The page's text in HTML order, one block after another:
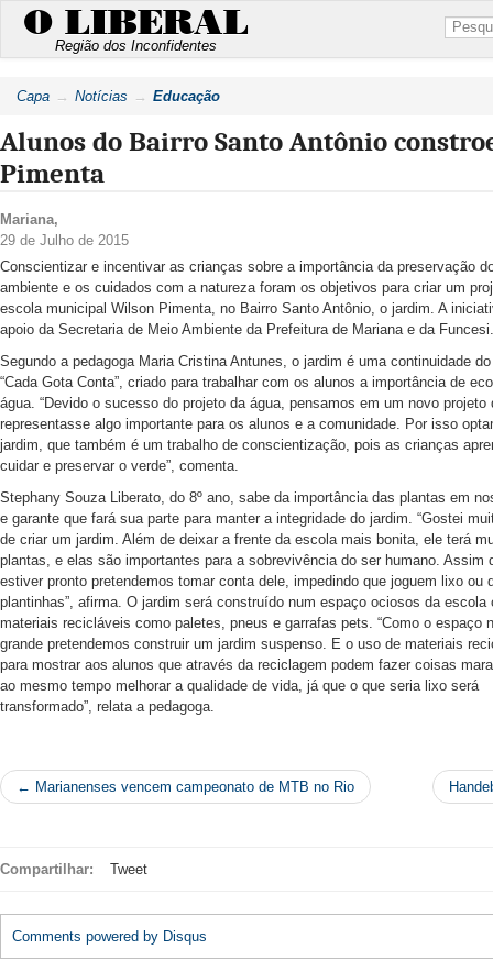
O LIBERAL
Região dos Inconfidentes
Capa Notícias Educação
Alunos do Bairro Santo Antônio
Pimenta
Mariana,
29 de Julho de 2015
Conscientizar e incentivar as crianças sobre a importância da preservação
ambiente e os cuidados com a natureza foram os objetivos para criar um
escola municipal Wilson Pimenta, no Bairro Santo Antônio, o jardim. A
apoio da Secretaria de Meio Ambiente da Prefeitura de Mariana e da Funcesi.
Segundo a pedagoga Maria Cristina Antunes, o jardim é uma continuidade
“Cada Gota Conta”, criado para trabalhar com os alunos a importância de
água. “Devido o sucesso do projeto da água, pensamos em um novo projeto
representasse algo importante para os alunos e a comunidade. Por isso
jardim, que também é um trabalho de conscientização, pois as crianças
cuidar e preservar o verde”, comenta.
Stephany Souza Liberato, do 8º ano, sabe da importância das plantas em
e garante que fará sua parte para manter a integridade do jardim. “Gostei
de criar um jardim. Além de deixar a frente da escola mais bonita, ele terá
plantas, e elas são importantes para a sobrevivência do ser humano. Assim
estiver pronto pretendemos tomar conta dele, impedindo que joguem lixo ou
plantinhas”, afirma. O jardim será construído num espaço ociosos da escola
materiais recicláveis como paletes, pneus e garrafas pets. “Como o espaço
grande pretendemos construir um jardim suspenso. E o uso de materiais
para mostrar aos alunos que através da reciclagem podem fazer coisas
ao mesmo tempo melhorar a qualidade de vida, já que o que seria lixo será
transformado”, relata a pedagoga.
← Marianenses vencem campeonato de MTB no Rio
Compartilhar: Tweet
Comments powered by Disqus